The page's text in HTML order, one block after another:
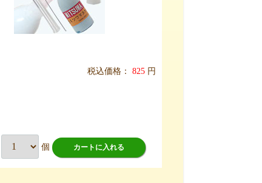
税込価格： 825 円
個 カートに入れる